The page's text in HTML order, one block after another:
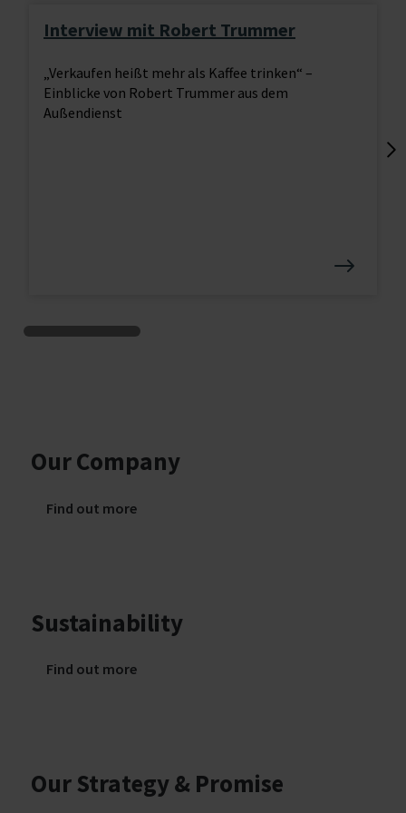
Interview mit Robert Trummer
„Verkaufen heißt mehr als Kaffee trinken“ –
Einblicke von Robert Trummer aus dem
Außendienst
Our Company
Find out more
Sustainability
Find out more
Our Strategy & Promise